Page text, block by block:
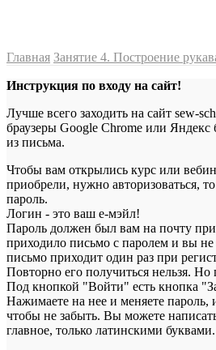
Главная Занятие 4. Построение
Инструкция по входу на сайт!
Лучше всего заходить на сайт sew-
браузеры Google Chrome или Яндекс
из письма.
Чтобы вам открылись курс или
приобрели, нужно авторизоваться,
пароль.
Логин - это ваш е-мэйл!
Пароль должен был вам на почту
приходило письмо с паролем и вы
письмо приходит один раз при
Повторно его получиться нельзя.
Под кнопкой "Войти" есть кнопка
Нажимаете на нее и меняете пароль,
чтобы не забыть. Вы можете
главное, только латинскими буквами.